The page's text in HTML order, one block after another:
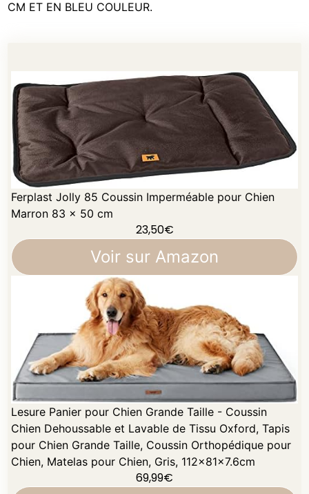
CM ET EN BLEU COULEUR.
Ferplast Jolly 85 Coussin Imperméable pour Chien
Marron 83 x 50 cm
23,50€
Voir sur Amazon
Lesure Panier pour Chien Grande Taille - Coussin
Chien Dehoussable et Lavable de Tissu Oxford, Tapis
pour Chien Grande Taille, Coussin Orthopédique pour
Chien, Matelas pour Chien, Gris, 112x81x7.6cm
69,99€